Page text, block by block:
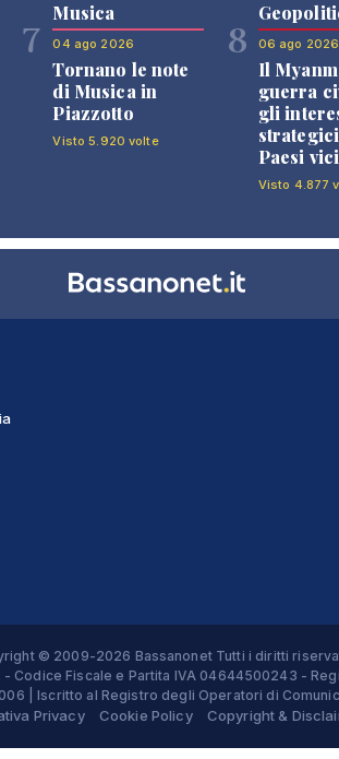
7
Musica
04 ago 2026
Tornano le note
di Musica in
Piazzotto
Visto 5.920 volte
8 06 ago 2026
Il
guerra
gli
Paesi
Visto 4.877
© 2009-2026 Bassanonet Tutti i diritti
Codice Fiscale e Partita IVA 04644500243 -
| Iscritto al Registro degli Operatori di
Privacy Cookie Policy Copyright &